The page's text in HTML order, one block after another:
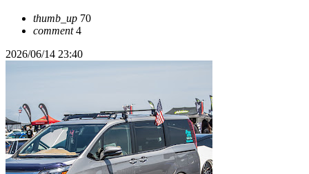
thumb_up 70
comment4
2026/06/14 23:40